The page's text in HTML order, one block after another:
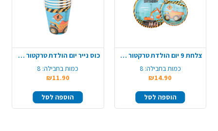
צלחת 9 יום הולדת טרקטור 8 יח' - כחול
כמות בחבילה: 8
₪14.90
הוספה לסל
כוס נייר יום הולדת טרקטור 8 יח' - כחול
כמות בחבילה: 8
₪11.90
הוספה לסל